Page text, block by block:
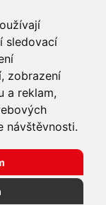
sledovací
zobrazení
a reklam,
návštěvnosti.